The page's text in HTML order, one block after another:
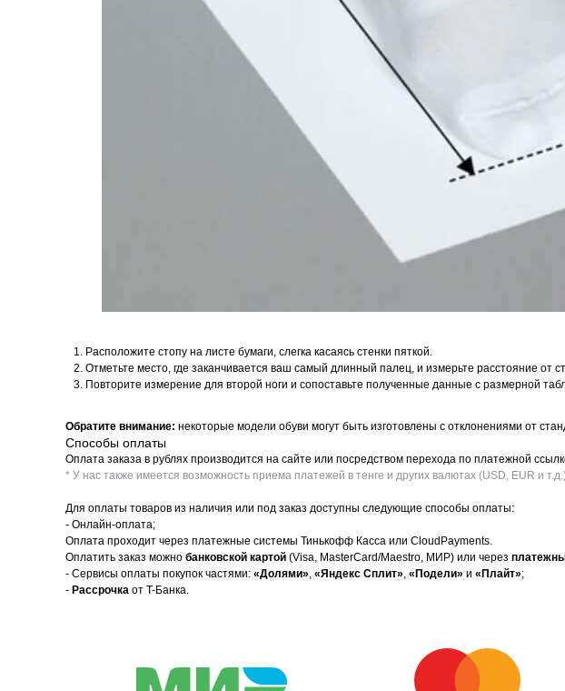
Расположите стопу на листе бумаги, слегка касаясь стенки пяткой.
Отметьте место, где заканчивается ваш самый длинный палец, и измерьте расстояние от
Повторите измерение для второй ноги и сопоставьте полученные данные с размерной
Обратите внимание: некоторые модели обуви могут быть изготовлены с отклонениями от
Способы оплаты
Оплата заказа в рублях производится на сайте или посредством перехода по платежной
* У нас также имеется возможность приема платежей в тенге и других валютах (USD, EUR и
Для оплаты товаров из наличия или под заказ доступны следующие способы оплаты:
- Онлайн-оплата;
Оплата проходит через платежные системы Тинькофф Касса или CloudPayments.
Оплатить заказ можно банковской картой (Visa, MasterCard/Maestro, МИР) или через
- Сервисы оплаты покупок частями: «Долями», «Яндекс Сплит», «Подели» и «Плайт»;
- Рассрочка от T-Банка.
Новинки
Оплата Долями